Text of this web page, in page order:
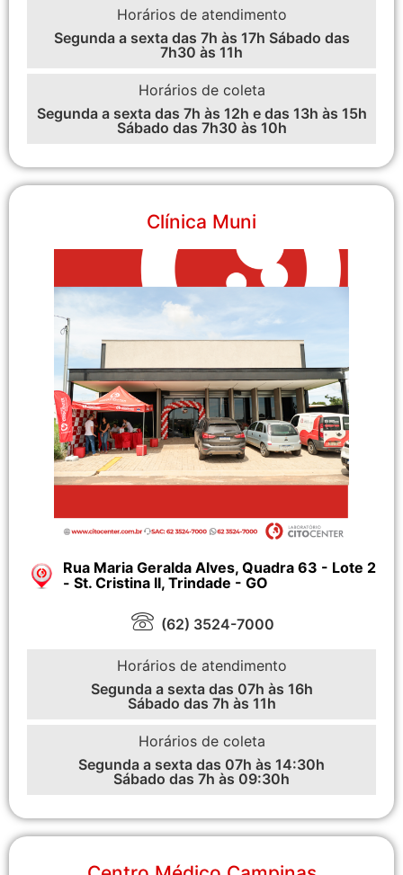
Horários de atendimento
Segunda a sexta das 7h às 17h Sábado das
7h30 às 11h
Horários de coleta
Segunda a sexta das 7h às 12h e das 13h às 15h
Sábado das 7h30 às 10h
Clínica Muni
Rua Maria Geralda Alves, Quadra 63 - Lote 2
- St. Cristina II, Trindade - GO
(62) 3524-7000
Horários de atendimento
Segunda a sexta das 07h às 16h
Sábado das 7h às 11h
Horários de coleta
Segunda a sexta das 07h às 14:30h
Sábado das 7h às 09:30h